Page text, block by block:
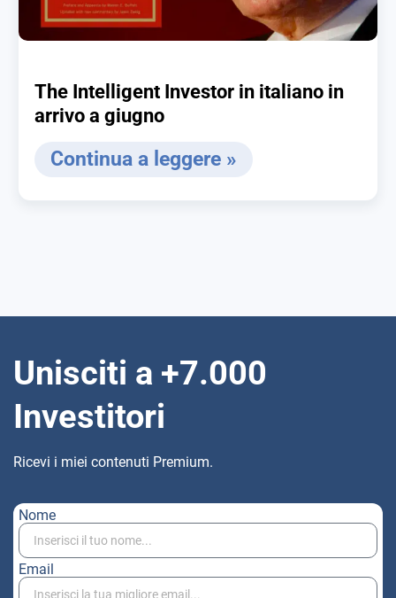
The Intelligent Investor in italiano in
arrivo a giugno
Continua a leggere »
Unisciti a +7.000
Investitori
Ricevi i miei contenuti Premium.
Nome
Email